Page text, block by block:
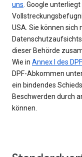
uns. Google
USA. Sie können sich
dieser Behörde
Wie in Annex I des
DPF-Abkommen
ein bindendes
Beschwerden durch
können.